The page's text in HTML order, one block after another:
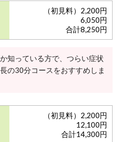
（初見料）2,200円
6,050円
合計8,250円
知っている方で、つらい症状
の30分コースをおすすめしま
（初見料）2,200円
12,100円
合計14,300円